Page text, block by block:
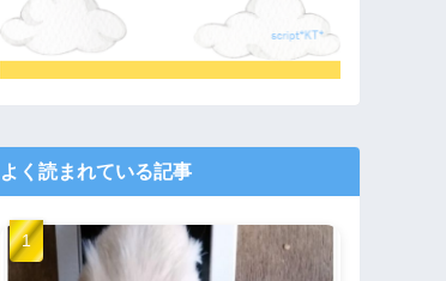
よく読まれている記事